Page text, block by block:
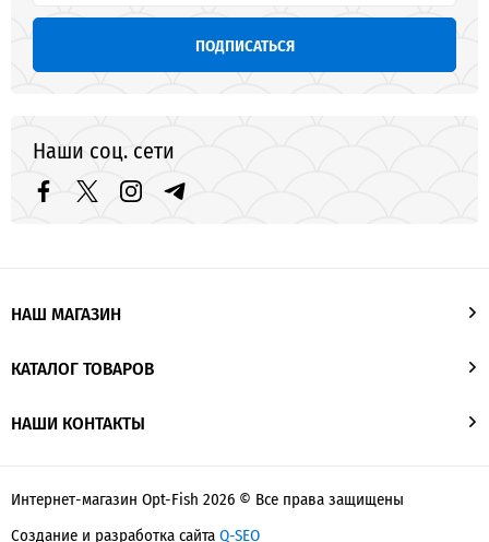
ПОДПИСАТЬСЯ
Наши соц. сети
НАШ МАГАЗИН
КАТАЛОГ ТОВАРОВ
НАШИ КОНТАКТЫ
Интернет-магазин Opt-Fish 2026 © Все права защищены
Создание и разработка сайтаQ-SEO